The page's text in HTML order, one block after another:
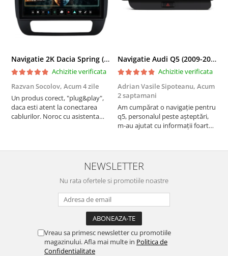
Navigatie 2K Dacia Spring (2021- Prezent), Android, S-Quadcore / 4GB RAM + 64GB ROM, 9.5 Inch - AD-BGS90042K+AD-BGRKIT366V4s
Achizitie verificata
Razvan Socolov, Acum 4 zile
Un produs corect, "plug&play",
daca esti atent la conectarea
cablurilor. Noroc cu asistenta
atras atentia ca nu era conectat
cablul de video de la camera
Navigatie Audi Q5 (2009-2017), Linux OS & OEM, MMI 3G, CarPlay & Android Auto Wireless, MirrorLink, Camera AHD, 12.3 Inch - AD-BGAALNXH+AD-BGRKITQ5002
Achizitie verificata
Adrian Vasile Sipoteanu, Acum
2 saptamani
Am cumpărat o navigație pentru
q5, personalul peste așteptări,
m-au ajutat cu informații foarte
serviabili, livrare rapidă, suport
tehnic, totul impecabil, o să revin
la ei și pentru vi...
NEWSLETTER
Nu rata ofertele si promotiile noastre
Vreau sa primesc newsletter cu promotiile
magazinului. Afla mai multe in Politica de
Confidentialitate